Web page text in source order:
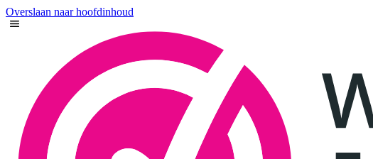
Overslaan naar hoofdinhoud